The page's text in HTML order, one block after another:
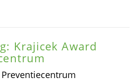
Krajicek Award